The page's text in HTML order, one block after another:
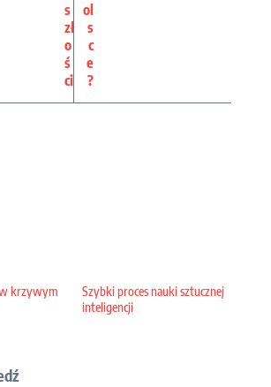
s
zł
o
ś
ci
ol
s
c
e
?
krzywym
Szybki proces nauki sztucznej
inteligencji